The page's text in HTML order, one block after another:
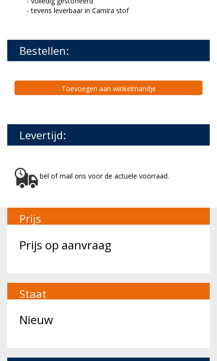
- tevens leverbaar in Camira stof
Bestellen:
Toevoegen aan winkelmandje
Levertijd:
bel of mail ons voor de actuele voorraad.
Prijs
Prijs op aanvraag
Staat
Nieuw